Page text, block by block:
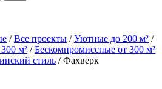
/Все проекты /Уютные до 200 м² /
м² /Бескомпромиссные от 300 м²
стиль /Фахверк